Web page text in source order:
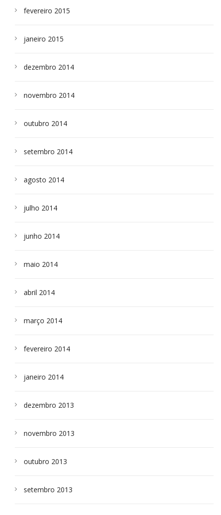
fevereiro 2015
janeiro 2015
dezembro 2014
novembro 2014
outubro 2014
setembro 2014
agosto 2014
julho 2014
junho 2014
maio 2014
abril 2014
março 2014
fevereiro 2014
janeiro 2014
dezembro 2013
novembro 2013
outubro 2013
setembro 2013